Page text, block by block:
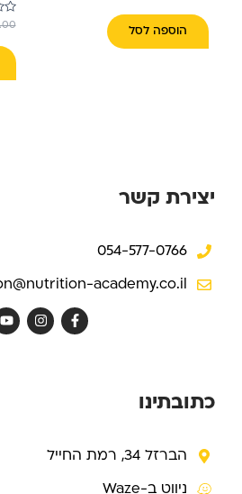
מתוך
5
הוספה לסל
5
יצירת קשר
054-577-0766
academy.co.il
F
a
I
n
Y
o
כתובתינו
הברזל 34, רמת החייל
ניווט ב-Waze